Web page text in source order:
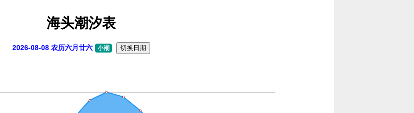
海头潮汐表
2026-08-08 农历六月廿六 小潮 切换日期